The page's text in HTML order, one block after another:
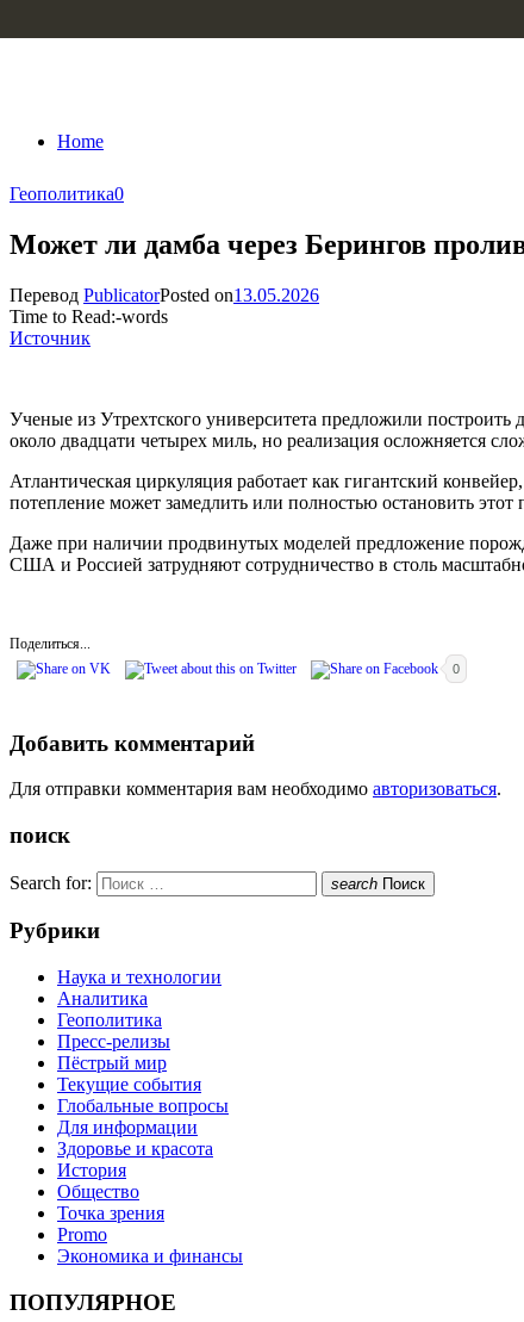
Home
Геополитика0
Может ли дамба через Берингов
Перевод PublicatorPosted on13.05.2026
Time to Read:-words
Источник
Ученые из Утрехтского университета предложили
около двадцати четырех миль, но реализация осложняется
Атлантическая циркуляция работает как гигантский
потепление может замедлить или полностью остановить этот
Даже при наличии продвинутых моделей предложение
США и Россией затрудняют сотрудничество в столь
Поделиться...
0
Добавить комментарий
Для отправки комментария вам необходимо авторизоваться.
поиск
Search for: search Поиск
Рубрики
Наука и технологии
Аналитика
Геополитика
Пресс-релизы
Пёстрый мир
Текущие события
Глобальные вопросы
Для информации
Здоровье и красота
История
Общество
Точка зрения
Promo
Экономика и финансы
ПОПУЛЯРНОЕ